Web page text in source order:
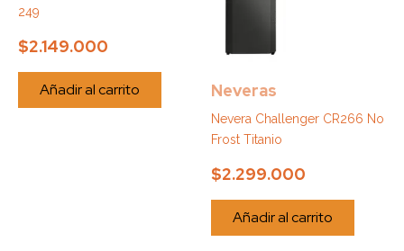
249
$2.149.000
Añadir al carrito Neveras
Nevera Challenger CR266 No
Frost Titanio
$2.299.000
Añadir al carrito